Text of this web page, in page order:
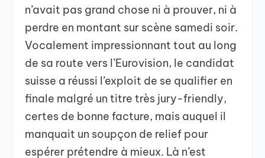
n’avait pas grand chose ni à prouver, ni à
perdre en montant sur scène samedi soir.
Vocalement impressionnant tout au long
de sa route vers l’Eurovision, le candidat
suisse a réussi l’exploit de se qualifier en
finale malgré un titre très jury-friendly,
certes de bonne facture, mais auquel il
manquait un soupçon de relief pour
espérer prétendre à mieux. Là n’est